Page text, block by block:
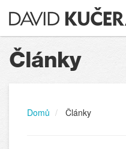
Články
Domů Články